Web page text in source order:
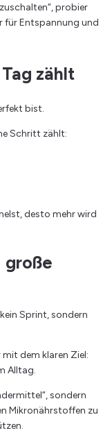
probier
für Entspannung und
zählt
bist.
Schritt zählt:
desto mehr wird
Sprint, sondern
dem klaren Ziel:
Alltag.
sondern
Mikronährstoffen zu